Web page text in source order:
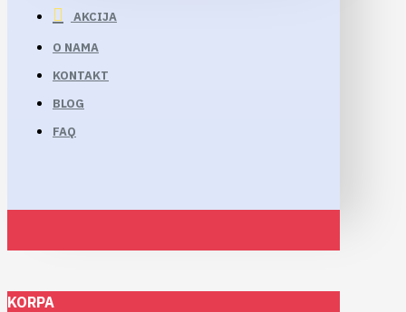
AKCIJA
O NAMA
KONTAKT
BLOG
FAQ
KORPA